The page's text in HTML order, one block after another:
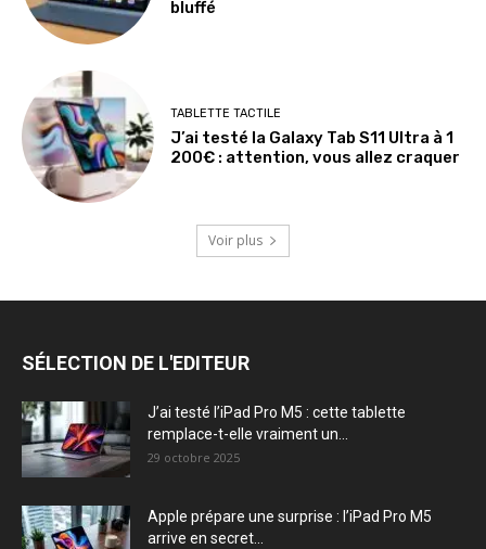
bluffé
TABLETTE TACTILE
J’ai testé la Galaxy Tab S11 Ultra à 1
200€ : attention, vous allez craquer
Voir plus
SÉLECTION DE L'EDITEUR
J’ai testé l’iPad Pro M5 : cette tablette
remplace-t-elle vraiment un...
29 octobre 2025
Apple prépare une surprise : l’iPad Pro M5
arrive en secret...